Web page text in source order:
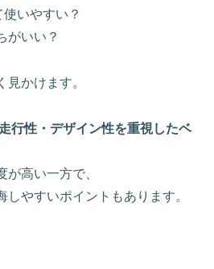
使いやすい？
がいい？
見かけます。
行性・デザイン性を重視したベ
高い一方で、
やすいポイントもあります。